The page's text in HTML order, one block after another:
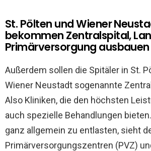
St. Pölten und Wiener
bekommen Zentralspital,
Primärversorgung ausbauen
Außerdem sollen die Spitäler in St.
Wiener Neustadt sogenannte
Also Kliniken, die den höchsten
auch spezielle Behandlungen
ganz allgemein zu entlasten, sieht
Primärversorgungszentren (PVZ)